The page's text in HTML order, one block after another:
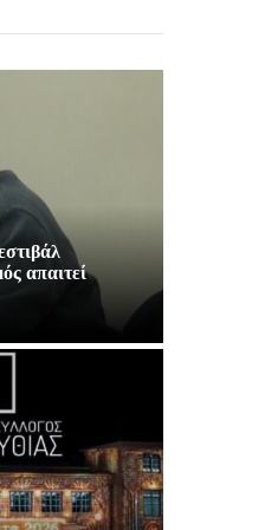
απαιτεί